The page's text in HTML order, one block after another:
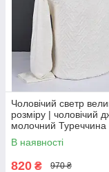
Чоловічий светр
розміру | чоловічий
молочний
В наявності
820 ₴ 970 ₴